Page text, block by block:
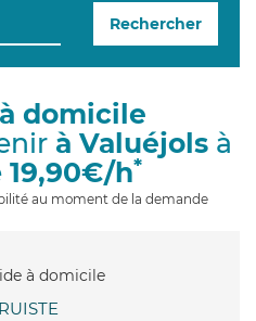
g
i
Rechercher
domicile
à Valuéjols à
19,90€/h*
au moment de la demande